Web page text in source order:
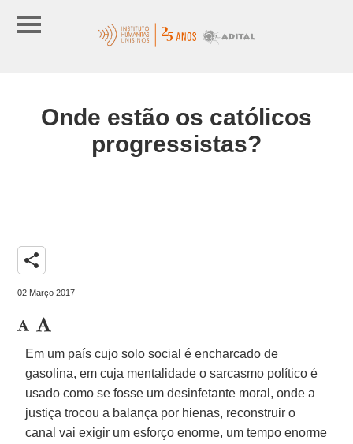
Onde estão os católicos
progressistas?
share
02 Março 2017
Em um país cujo solo social é encharcado de
gasolina, em cuja mentalidade o sarcasmo político é
usado como se fosse um desinfetante moral, onde a
justiça trocou a balança por hienas, reconstruir o
canal vai exigir um esforço enorme, um tempo enorme